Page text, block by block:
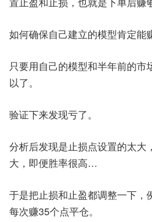
如何确保自己建立的模型肯定能
只要用自己的模型和半年前的
以了。
验证下来发现亏了。
分析后发现是止损点设置的太大
大，即便胜率很高…
于是把止损和止盈都调整一下，
每次赚35个点平仓。